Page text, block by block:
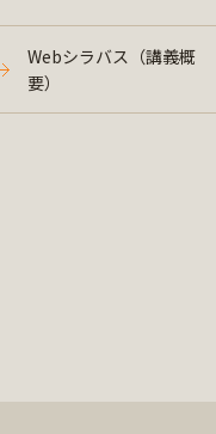
Webシラバス（講義概
要）